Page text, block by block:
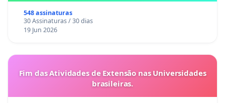
548 assinaturas
30 Assinaturas / 30 dias
19 Jun 2026
Fim das Atividades de Extensão nas Universidades
brasileiras.